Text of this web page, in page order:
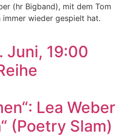
(hr Bigband), mit dem Tom
wieder gespielt hat.
Juni, 19:00
Lea Weber
(Poetry Slam)